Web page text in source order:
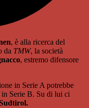
, è alla ricerca del
da TMW, la società
, estremo difensore
in Serie A potrebbe
in Serie B. Su di lui ci